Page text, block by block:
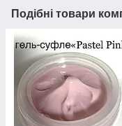
Подібні товари